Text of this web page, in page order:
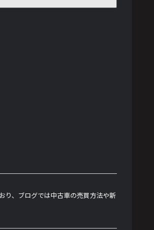
り、ブログでは中古車の売買方法や新